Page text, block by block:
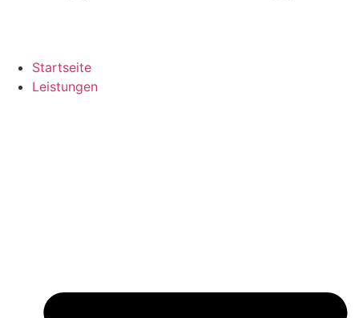
Startseite
Leistungen